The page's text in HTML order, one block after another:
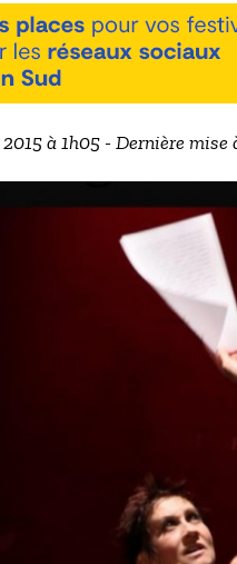
à 1h05 - Dernière